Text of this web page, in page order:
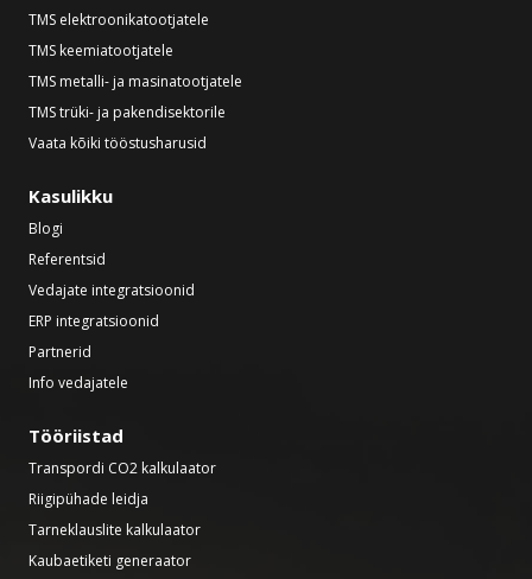
TMS elektroonikatootjatele
TMS keemiatootjatele
TMS metalli- ja masinatootjatele
TMS trüki- ja pakendisektorile
Vaata kõiki tööstusharusid
Kasulikku
Blogi
Referentsid
Vedajate integratsioonid
ERP integratsioonid
Partnerid
Info vedajatele
Tööriistad
Transpordi CO2 kalkulaator
Riigipühade leidja
Tarneklauslite kalkulaator
Kaubaetiketi generaator